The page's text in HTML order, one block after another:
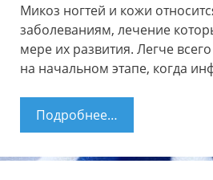
Микоз ногтей и кожи
заболеваниям, лечение
мере их развития. Легче
на начальном этапе, когда
Подробнее…
от грибка,